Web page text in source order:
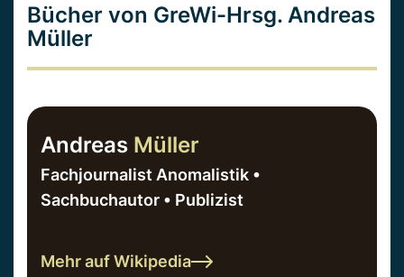
Bücher von GreWi-Hrsg. Andreas
Müller
Andreas Müller
Fachjournalist Anomalistik •
Sachbuchautor • Publizist
Mehr auf Wikipedia